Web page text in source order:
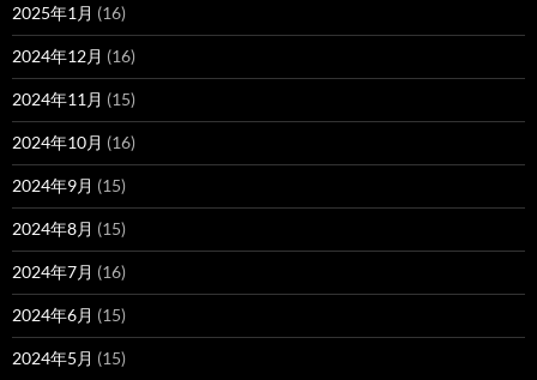
2025年1月 (16)
2024年12月 (16)
2024年11月 (15)
2024年10月 (16)
2024年9月 (15)
2024年8月 (15)
2024年7月 (16)
2024年6月 (15)
2024年5月 (15)